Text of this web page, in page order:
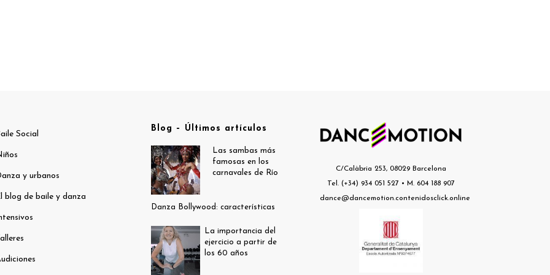
Social
y urbanos
blog de baile y danza
Blog – Últimos artículos
Las sambas más
famosas en los
carnavales de Río
Danza Bollywood: características
La importancia del
ejercicio a partir de
los 60 años
C/Calàbria 253, 08029 Barcelona
Tel. (+34) 934 051 527 • M. 604 188 907
dance@dancemotion.contenidosclick.online